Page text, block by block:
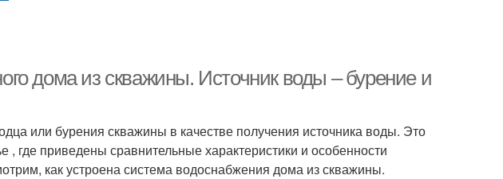
дома из скважины. Источник воды – бурение и
или бурения скважины в качестве получения источника воды. Это
, где приведены сравнительные характеристики и особенности
как устроена система водоснабжения дома из скважины.